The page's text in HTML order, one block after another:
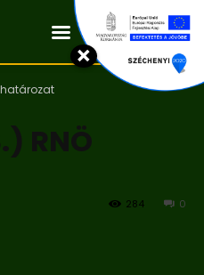
Kapcsolat
határozat
RNÖ
0
284
×